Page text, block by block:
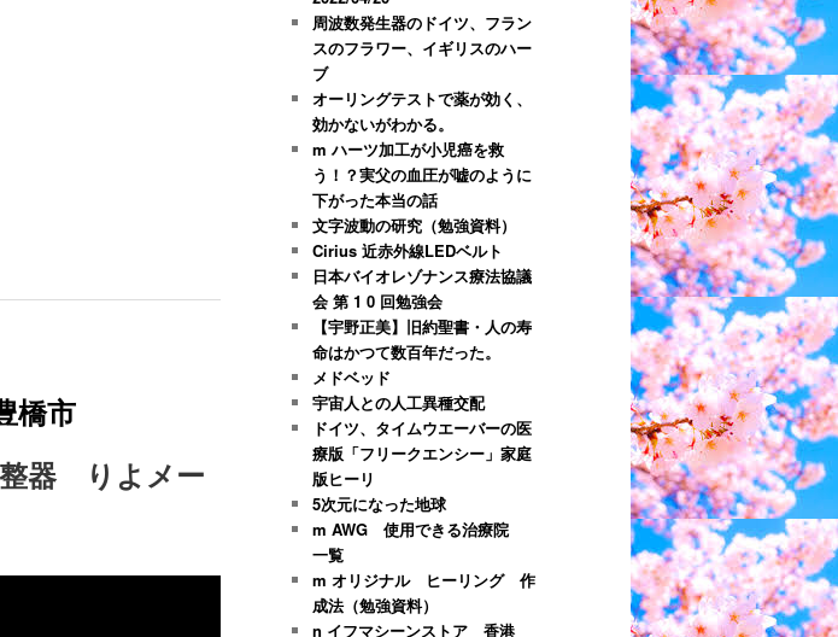
橋市
器 りよメー
周波数発生器のドイツ、フラン
スのフラワー、イギリスのハー
ブ
オーリングテストで薬が効く、
効かないがわかる。
m ハーツ加工が小児癌を救
う！？実父の血圧が嘘のように
下がった本当の話
文字波動の研究（勉強資料）
Cirius 近赤外線LEDベルト
日本バイオレゾナンス療法協議
会 第 1 0 回勉強会
【宇野正美】旧約聖書・人の寿
命はかつて数百年だった。
メドベッド
宇宙人との人工異種交配
ドイツ、タイムウエーバーの医
療版「フリークエンシー」家庭
版ヒーリ
5次元になった地球
m AWG 使用できる治療院
一覧
m オリジナル ヒーリング 作
成法（勉強資料）
n イフマシーンストア 香港